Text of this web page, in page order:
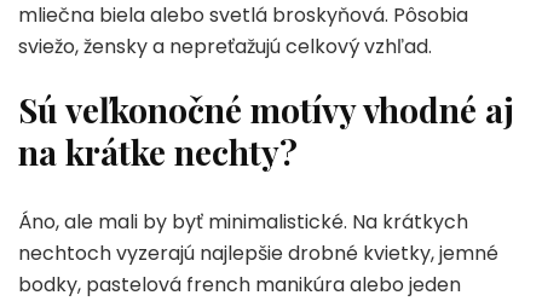
mliečna biela alebo svetlá broskyňová. Pôsobia
sviežo, žensky a nepreťažujú celkový vzhľad.
Sú veľkonočné motívy vhodné aj
na krátke nechty?
Áno, ale mali by byť minimalistické. Na krátkych
nechtoch vyzerajú najlepšie drobné kvietky, jemné
bodky, pastelová french manikúra alebo jeden